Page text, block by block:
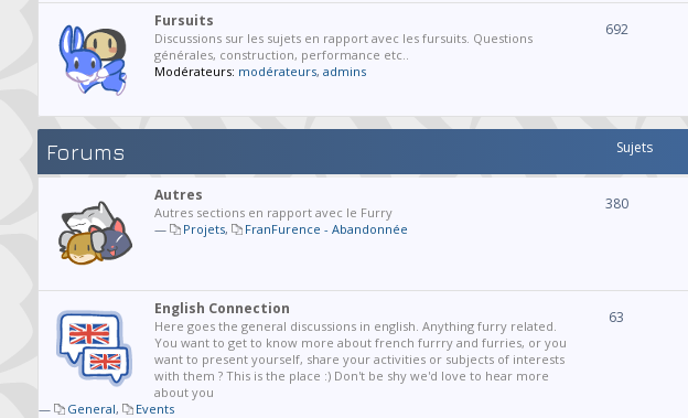
Fursuits
Discussions sur les sujets en rapport avec les fursuits. Questions
générales, construction, performance etc..
Modérateurs: modérateurs, admins
692
Forums Sujets
Autres
Autres sections en rapport avec le Furry
—
Projets, FranFurence - Abandonnée
380
English Connection
Here goes the general discussions in english. Anything furry related.
You want to get to know more about french furrry and furries, or you
want to present yourself, share your activities or subjects of interests
with them ? This is the place :) Don't be shy we'd love to hear more
about you
—
General, Events
63